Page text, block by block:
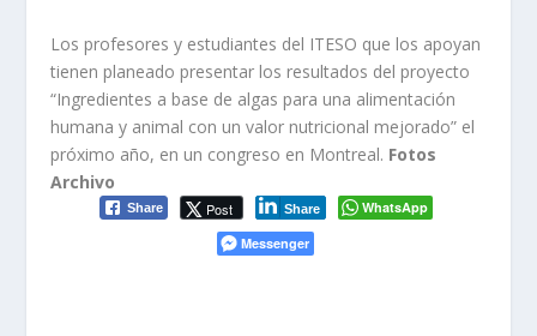
Los profesores y estudiantes del ITESO que los apoyan
tienen planeado presentar los resultados del proyecto
“Ingredientes a base de algas para una alimentación
humana y animal con un valor nutricional mejorado” el
próximo año, en un congreso en Montreal. Fotos
Archivo
Share Post Share
WhatsApp
Messenger